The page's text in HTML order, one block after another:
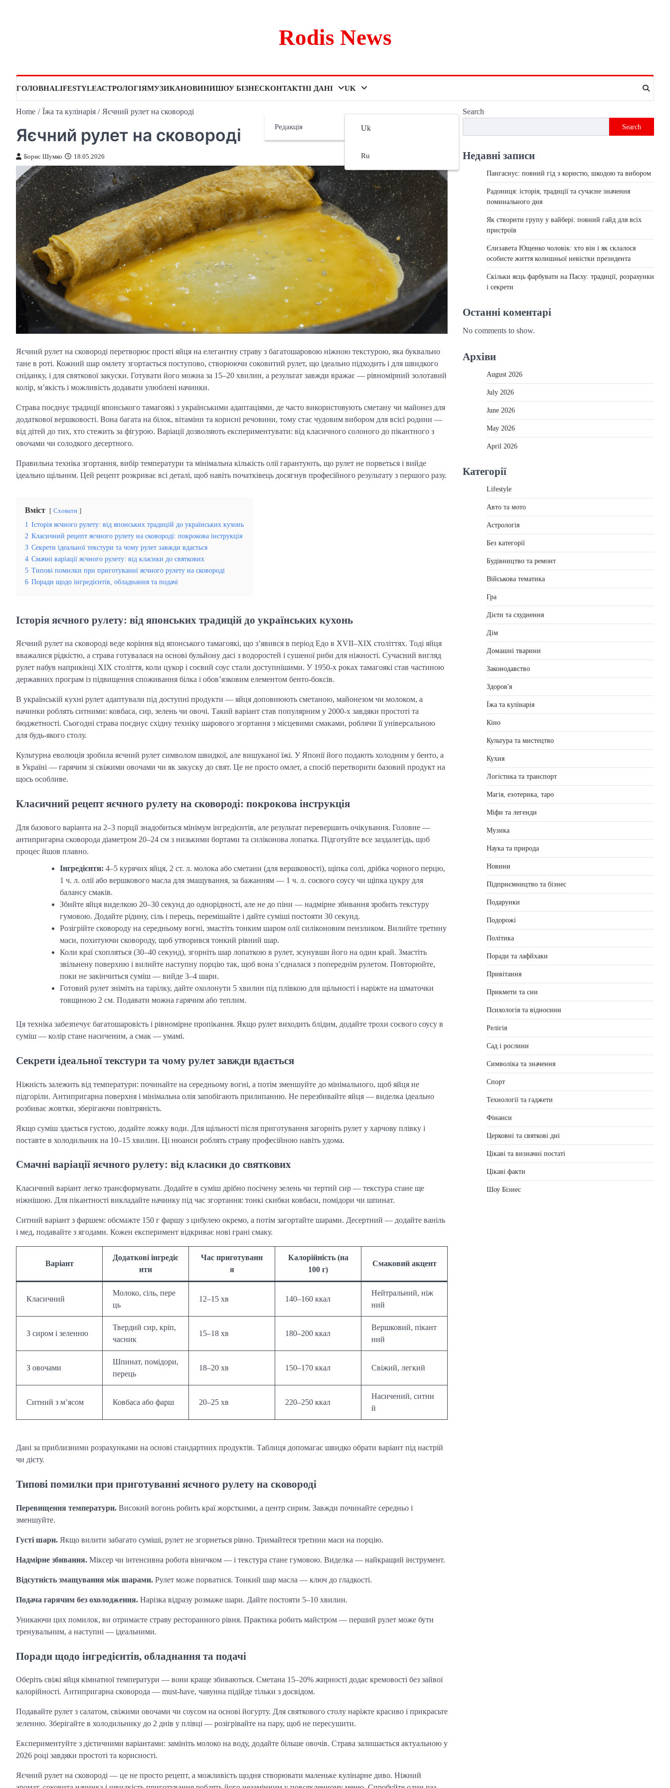
Rodis News
ГОЛОВНАLIFESTYLEАСТРОЛОГІЯМУЗИКАНОВИНИШОУ БІЗНЕСКОНТАКТНІ ДАНІ
Редакція
UK
Uk
Ru
Home Їжа та кулінарія Яєчний рулет на сковороді
Яєчний рулет на сковороді
Борис Шумко 18.05.2026
Яєчний рулет на сковороді перетворює прості яйця на елегантну страву з багатошаровою ніжною текстурою, яка буквально
тане в роті. Кожний шар омлету згортається поступово, створюючи соковитий рулет, що ідеально підходить і для швидкого
сніданку, і для святкової закуски. Готувати його можна за 15–20 хвилин, а результат завжди вражає — рівномірний золотавий
колір, м’якість і можливість додавати улюблені начинки.
Страва поєднує традиції японського тамагоякі з українськими адаптаціями, де часто використовують сметану чи майонез для
додаткової вершковості. Вона багата на білок, вітаміни та корисні речовини, тому стає чудовим вибором для всієї родини —
від дітей до тих, хто стежить за фігурою. Варіації дозволяють експериментувати: від класичного солоного до пікантного з
овочами чи солодкого десертного.
Правильна техніка згортання, вибір температури та мінімальна кількість олії гарантують, що рулет не порветься і вийде
ідеально щільним. Цей рецепт розкриває всі деталі, щоб навіть початківець досягнув професійного результату з першого разу.
Вміст Сховати
1 Історія яєчного рулету: від японських традицій до українських кухонь
2 Класичний рецепт яєчного рулету на сковороді: покрокова інструкція
3 Секрети ідеальної текстури та чому рулет завжди вдається
4 Смачні варіації яєчного рулету: від класики до святкових
5 Типові помилки при приготуванні яєчного рулету на сковороді
6 Поради щодо інгредієнтів, обладнання та подачі
Історія яєчного рулету: від японських традицій до українських кухонь
Яєчний рулет на сковороді веде коріння від японського тамагоякі, що з’явився в період Едо в XVII–XIX століттях. Тоді яйця
вважалися рідкістю, а страва готувалася на основі бульйону дасі з водоростей і сушеної риби для ніжності. Сучасний вигляд
рулет набув наприкінці XIX століття, коли цукор і соєвий соус стали доступнішими. У 1950-х роках тамагоякі став частиною
державних програм із підвищення споживання білка і обов’язковим елементом бенто-боксів.
В українській кухні рулет адаптували під доступні продукти — яйця доповнюють сметаною, майонезом чи молоком, а
начинки роблять ситними: ковбаса, сир, зелень чи овочі. Такий варіант став популярним у 2000-х завдяки простоті та
бюджетності. Сьогодні страва поєднує східну техніку шарового згортання з місцевими смаками, роблячи її універсальною
для будь-якого столу.
Культурна еволюція зробила яєчний рулет символом швидкої, але вишуканої їжі. У Японії його подають холодним у бенто, а
в Україні — гарячим зі свіжими овочами чи як закуску до свят. Це не просто омлет, а спосіб перетворити базовий продукт на
щось особливе.
Класичний рецепт яєчного рулету на сковороді: покрокова інструкція
Для базового варіанта на 2–3 порції знадобиться мінімум інгредієнтів, але результат перевершить очікування. Головне —
антипригарна сковорода діаметром 20–24 см з низькими бортами та силіконова лопатка. Підготуйте все заздалегідь, щоб
процес йшов плавно.
Інгредієнти: 4–5 курячих яйця, 2 ст. л. молока або сметани (для вершковості), щіпка солі, дрібка чорного перцю,
1 ч. л. олії або вершкового масла для змащування, за бажанням — 1 ч. л. соєвого соусу чи щіпка цукру для
балансу смаків.
Збийте яйця виделкою 20–30 секунд до однорідності, але не до піни — надмірне збивання зробить текстуру
гумовою. Додайте рідину, сіль і перець, перемішайте і дайте суміші постояти 30 секунд.
Розігрійте сковороду на середньому вогні, змастіть тонким шаром олії силіконовим пензликом. Вилийте третину
маси, похитуючи сковороду, щоб утворився тонкий рівний шар.
Коли краї схопляться (30–40 секунд), згорніть шар лопаткою в рулет, зсунувши його на один край. Змастіть
звільнену поверхню і вилийте наступну порцію так, щоб вона з’єдналася з попереднім рулетом. Повторюйте,
поки не закінчиться суміш — вийде 3–4 шари.
Готовий рулет зніміть на тарілку, дайте охолонути 5 хвилин під плівкою для щільності і наріжте на шматочки
товщиною 2 см. Подавати можна гарячим або теплим.
Ця техніка забезпечує багатошаровість і рівномірне пропікання. Якщо рулет виходить блідим, додайте трохи соєвого соусу в
суміш — колір стане насиченим, а смак — умамі.
Секрети ідеальної текстури та чому рулет завжди вдається
Ніжність залежить від температури: починайте на середньому вогні, а потім зменшуйте до мінімального, щоб яйця не
підгоріли. Антипригарна поверхня і мінімальна олія запобігають прилипанню. Не перезбивайте яйця — виделка ідеально
розбиває жовтки, зберігаючи повітряність.
Якщо суміш здається густою, додайте ложку води. Для щільності після приготування загорніть рулет у харчову плівку і
поставте в холодильник на 10–15 хвилин. Ці нюанси роблять страву професійною навіть удома.
Смачні варіації яєчного рулету: від класики до святкових
Класичний варіант легко трансформувати. Додайте в суміш дрібно посічену зелень чи тертий сир — текстура стане ще
ніжнішою. Для пікантності викладайте начинку під час згортання: тонкі скибки ковбаси, помідори чи шпинат.
Ситний варіант з фаршем: обсмажте 150 г фаршу з цибулею окремо, а потім загортайте шарами. Десертний — додайте ваніль
і мед, подавайте з ягодами. Кожен експеримент відкриває нові грані смаку.
Варіант
Додаткові інгредіє
нти
Час приготуванн
я
Калорійність (на
100 г)
Смаковий акцент
Класичний
Молоко, сіль, пере
ць
12–15 хв 140–160 ккал
Нейтральний, ніж
ний
З сиром і зеленню
Твердий сир, кріп,
часник
15–18 хв 180–200 ккал
Вершковий, пікант
ний
З овочами
Шпинат, помідори,
перець
18–20 хв 150–170 ккал Свіжий, легкий
Ситний з м’ясом Ковбаса або фарш 20–25 хв 220–250 ккал
Насичений, ситни
й
Дані за приблизними розрахунками на основі стандартних продуктів. Таблиця допомагає швидко обрати варіант під настрій
чи дієту.
Типові помилки при приготуванні яєчного рулету на сковороді
Перевищення температури. Високий вогонь робить краї жорсткими, а центр сирим. Завжди починайте середньо і
зменшуйте.
Густі шари. Якщо вилити забагато суміші, рулет не згорнеться рівно. Тримайтеся третини маси на порцію.
Надмірне збивання. Міксер чи інтенсивна робота віничком — і текстура стане гумовою. Виделка — найкращий інструмент.
Відсутність змащування між шарами. Рулет може порватися. Тонкий шар масла — ключ до гладкості.
Подача гарячим без охолодження. Нарізка відразу розмаже шари. Дайте постояти 5–10 хвилин.
Уникаючи цих помилок, ви отримаєте страву ресторанного рівня. Практика робить майстром — перший рулет може бути
тренувальним, а наступні — ідеальними.
Поради щодо інгредієнтів, обладнання та подачі
Оберіть свіжі яйця кімнатної температури — вони краще збиваються. Сметана 15–20% жирності додає кремовості без зайвої
калорійності. Антипригарна сковорода — must-have, чавунна підійде тільки з досвідом.
Подавайте рулет з салатом, свіжими овочами чи соусом на основі йогурту. Для святкового столу наріжте красиво і прикрасьте
зеленню. Зберігайте в холодильнику до 2 днів у плівці — розігрівайте на пару, щоб не пересушити.
Експериментуйте з дієтичними варіантами: замініть молоко на воду, додайте більше овочів. Страва залишається актуальною у
2026 році завдяки простоті та корисності.
Яєчний рулет на сковороді — це не просто рецепт, а можливість щодня створювати маленьке кулінарне диво. Ніжний
Search
Search
Недавні записи
Пангасиус: повний гід з користю, шкодою та вибором
Радониця: історія, традиції та сучасне значення
поминального дня
Як створити групу у вайбері: повний гайд для всіх
пристроїв
Єлизавета Ющенко чоловік: хто він і як склалося
особисте життя колишньої невістки президента
Скільки яєць фарбувати на Пасху: традиції, розрахунки
і секрети
Останні коментарі
No comments to show.
Архіви
August 2026
July 2026
June 2026
May 2026
April 2026
Категорії
Lifestyle
Авто та мото
Астрологія
Без категорії
Будівництво та ремонт
Військова тематика
Гра
Дієти та схуднення
Дім
Домашні тварини
Законодавство
Здоров'я
Їжа та кулінарія
Кіно
Культура та мистецтво
Кухня
Логістика та транспорт
Магія, езотерика, таро
Міфи та легенди
Музика
Наука та природа
Новини
Підприємництво та бізнес
Подарунки
Подорожі
Політика
Поради та лафйхаки
Привітання
Прикмети та сни
Психологія та відносини
Релігія
Сад і рослини
Символіка та значення
Спорт
Технології та гаджети
Фінанси
Церковні та святкові дні
Цікаві та визначні постаті
Цікаві факти
Шоу Бізнес